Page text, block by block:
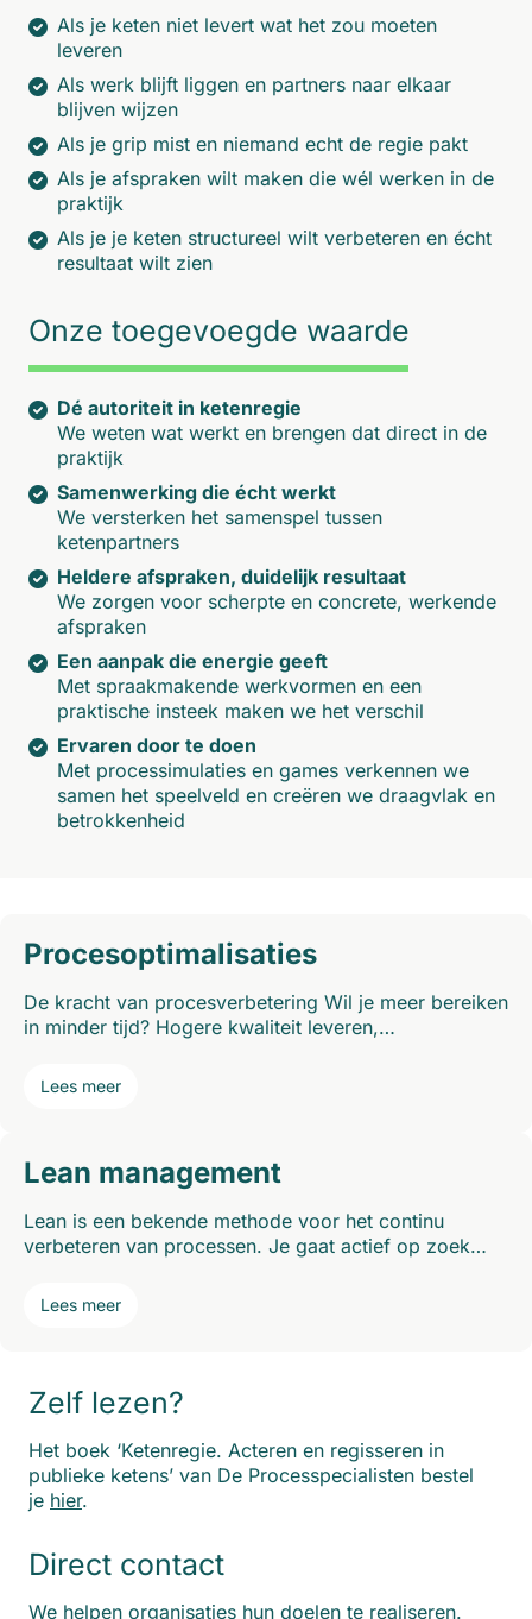
Als je keten niet levert wat het zou moeten
leveren
Als werk blijft liggen en partners naar elkaar
blijven wijzen
Als je grip mist en niemand echt de regie pakt
Als je afspraken wilt maken die wél werken in de
praktijk
Als je je keten structureel wilt verbeteren en écht
resultaat wilt zien
Onze toegevoegde waarde
Dé autoriteit in ketenregie
We weten wat werkt en brengen dat direct in de
praktijk
Samenwerking die écht werkt
We versterken het samenspel tussen
ketenpartners
Heldere afspraken, duidelijk resultaat
We zorgen voor scherpte en concrete, werkende
afspraken
Een aanpak die energie geeft
Met spraakmakende werkvormen en een
praktische insteek maken we het verschil
Ervaren door te doen
Met processimulaties en games verkennen we
samen het speelveld en creëren we draagvlak en
betrokkenheid
Procesoptimalisaties
De kracht van procesverbetering Wil je meer bereiken
in minder tijd? Hogere kwaliteit leveren,…
Lees meer
Lean management
Lean is een bekende methode voor het continu
verbeteren van processen. Je gaat actief op zoek…
Lees meer
Zelf lezen?
Het boek ‘Ketenregie. Acteren en regisseren in
publieke ketens’ van De Processpecialisten bestel
je hier.
Direct contact
We helpen organisaties hun doelen te realiseren.